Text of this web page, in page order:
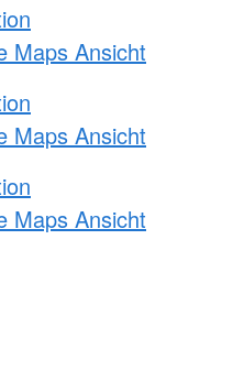
Maps Ansicht
Maps Ansicht
Maps Ansicht